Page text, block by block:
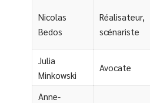
Nicolas
Bedos
Réalisateur,
scénariste
Julia
Minkowski
Avocate
Anne-